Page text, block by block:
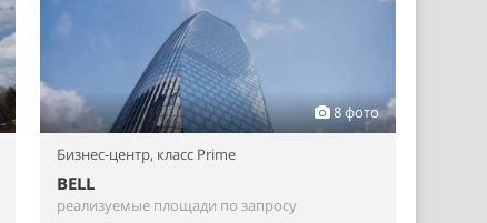
8 фото
Бизнес-центр, класс Prime
BELL
реализуемые площади по запросу